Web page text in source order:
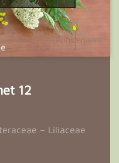
12
– Liliaceae